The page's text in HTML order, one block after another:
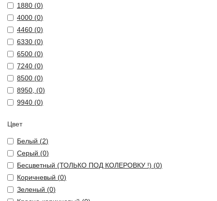
1880 (0)
4000 (0)
4460 (0)
6330 (0)
6500 (0)
7240 (0)
8500 (0)
8950, (0)
9940 (0)
Цвет
Белый (2)
Серый (0)
Бесцветный (ТОЛЬКО ПОД КОЛЕРОВКУ !) (0)
Коричневый (0)
Зеленый (0)